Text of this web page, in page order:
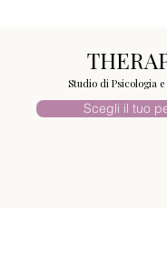
Studio di Psicologia
Scegli il tuo